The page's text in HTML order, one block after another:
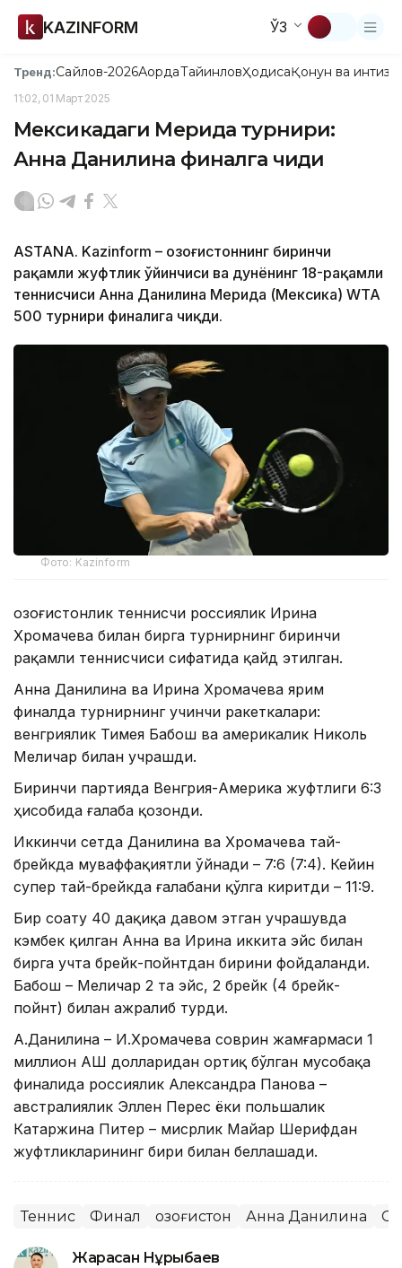
KAZINFORM ЎЗ
Тренд:Сайлов-2026АқордаТайинловҲодисаҚонун ва
11:02, 01 Март 2025
Мексикадаги Мерида турнири:
Анна Данилина финалга чиқди
ASTANA. Kazinform – Қозоғистоннинг биринчи
рақамли жуфтлик ўйинчиси ва дунёнинг 18-рақамли
теннисчиси Анна Данилина Мерида (Мексика) WTA
500 турнири финалига чиқди.
Фото: Kazinform
Қозоғистонлик теннисчи россиялик Ирина
Хромачева билан бирга турнирнинг биринчи
рақамли теннисчиси сифатида қайд этилган.
Анна Данилина ва Ирина Хромачева ярим
финалда турнирнинг учинчи ракеткалари:
венгриялик Тимея Бабош ва америкалик Николь
Меличар билан учрашди.
Биринчи партияда Венгрия-Америка жуфтлиги 6:3
ҳисобида ғалаба қозонди.
Иккинчи сетда Данилина ва Хромачева тай-
брейкда муваффақиятли ўйнади – 7:6 (7:4). Кейин
супер тай-брейкда ғалабани қўлга киритди – 11:9.
Бир соату 40 дақиқа давом этган учрашувда
кэмбек қилган Анна ва Ирина иккита эйс билан
бирга учта брейк-пойнтдан бирини фойдаланди.
Бабош – Меличар 2 та эйс, 2 брейк (4 брейк-
пойнт) билан ажралиб турди.
А.Данилина – И.Хромачева соврин жамғармаси 1
миллион АҚШ долларидан ортиқ бўлган мусобақа
финалида россиялик Александра Панова –
австралиялик Эллен Перес ёки польшалик
Катаржина Питер – мисрлик Майар Шерифдан
жуфтликларининг бири билан беллашади.
Теннис Финал Қозоғистон Анна Данилина
Жарасқан Нұрыбаев